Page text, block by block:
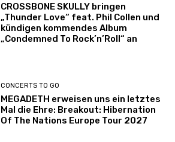
CROSSBONE SKULLY bringen
„Thunder Love“ feat. Phil Collen und
kündigen kommendes Album
„Condemned To Rock’n’Roll“ an
CONCERTS TO GO
MEGADETH erweisen uns ein letztes
Mal die Ehre: Breakout: Hibernation
Of The Nations Europe Tour 2027